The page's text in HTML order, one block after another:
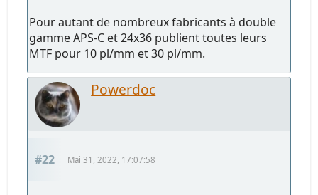
Pour autant de nombreux fabricants à double
gamme APS-C et 24x36 publient toutes leurs
MTF pour 10 pl/mm et 30 pl/mm.
Powerdoc
#22 Mai 31, 2022, 17:07:58